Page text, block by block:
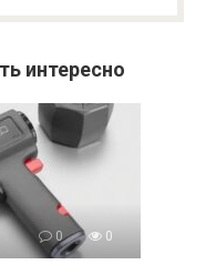
интересно
0 0